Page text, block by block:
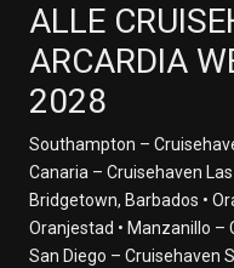
6 april 2028
Op Zee
7 april 2028
Maldives
Op Zee
9 april 2028
Op Zee
10 april 2028
ALLE
ARCARDIA
2028
Southampton –
Canaria – Cruisehaven
Bridgetown, Barbados •
Oranjestad • Manzanillo –
San Diego – Cruisehaven